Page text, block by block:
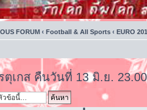
FORUM ‹ Football & All Sports ‹ EURO
ตุเกส คืนวันที่ 13 มิ.ย.